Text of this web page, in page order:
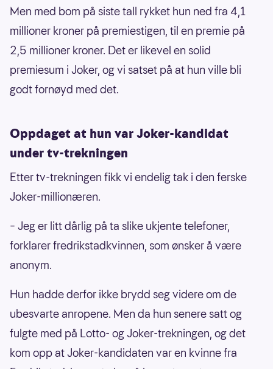
Men med bom på siste tall rykket hun ned fra 4,1
millioner kroner på premiestigen, til en premie på
2,5 millioner kroner. Det er likevel en solid
premiesum i Joker, og vi satset på at hun ville bli
godt fornøyd med det.
Oppdaget at hun var Joker-kandidat
under tv-trekningen
Etter tv-trekningen fikk vi endelig tak i den ferske
Joker-millionæren.
– Jeg er litt dårlig på ta slike ukjente telefoner,
forklarer fredrikstadkvinnen, som ønsker å være
anonym.
Hun hadde derfor ikke brydd seg videre om de
ubesvarte anropene. Men da hun senere satt og
fulgte med på Lotto- og Joker-trekningen, og det
kom opp at Joker-kandidaten var en kvinne fra